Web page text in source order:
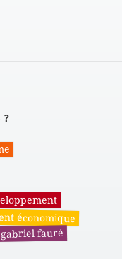
?
économique
fauré